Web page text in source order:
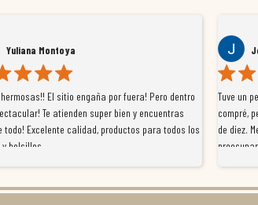
Yuliana Montoya
El sitio engaña por fuera! Pero dentro
Te atienden super bien y encuentras
todo! Excelente calidad, productos para todos los
bolsillos
Tuve un
compré,
de diez.
con el